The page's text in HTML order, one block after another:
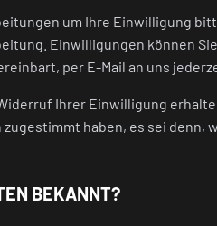
um Ihre Einwilligung
Einwilligungen können
per E-Mail an uns
Ihrer Einwilligung
haben, es sei denn,
BEKANNT?